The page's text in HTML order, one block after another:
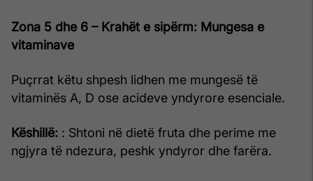
Zona 5 dhe 6 – Krahët e sipërm: Mungesa e
vitaminave
Puçrrat këtu shpesh lidhen me mungesë të
vitaminës A, D ose acideve yndyrore esenciale.
Këshillë: : Shtoni në dietë fruta dhe perime me
ngjyra të ndezura, peshk yndyror dhe farëra.